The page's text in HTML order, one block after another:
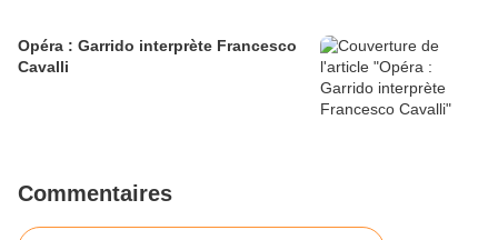
Opéra : Garrido interprète Francesco
Cavalli
Commentaires